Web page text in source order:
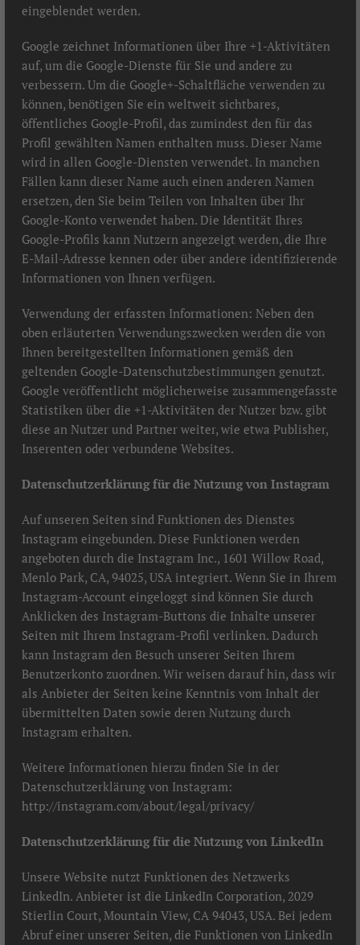
eingeblendet werden.
Google zeichnet Informationen über Ihre +1-Aktivitäten
auf, um die Google-Dienste für Sie und andere zu
verbessern. Um die Google+-Schaltfläche verwenden zu
können, benötigen Sie ein weltweit sichtbares,
öffentliches Google-Profil, das zumindest den für das
Profil gewählten Namen enthalten muss. Dieser Name
wird in allen Google-Diensten verwendet. In manchen
Fällen kann dieser Name auch einen anderen Namen
ersetzen, den Sie beim Teilen von Inhalten über Ihr
Google-Konto verwendet haben. Die Identität Ihres
Google-Profils kann Nutzern angezeigt werden, die Ihre
E-Mail-Adresse kennen oder über andere identifizierende
Informationen von Ihnen verfügen.
Verwendung der erfassten Informationen: Neben den
oben erläuterten Verwendungszwecken werden die von
Ihnen bereitgestellten Informationen gemäß den
geltenden Google-Datenschutzbestimmungen genutzt.
Google veröffentlicht möglicherweise zusammengefasste
Statistiken über die +1-Aktivitäten der Nutzer bzw. gibt
diese an Nutzer und Partner weiter, wie etwa Publisher,
Inserenten oder verbundene Websites.
Datenschutzerklärung für die Nutzung von Instagram
Auf unseren Seiten sind Funktionen des Dienstes
Instagram eingebunden. Diese Funktionen werden
angeboten durch die Instagram Inc., 1601 Willow Road,
Menlo Park, CA, 94025, USA integriert. Wenn Sie in Ihrem
Instagram-Account eingeloggt sind können Sie durch
Anklicken des Instagram-Buttons die Inhalte unserer
Seiten mit Ihrem Instagram-Profil verlinken. Dadurch
kann Instagram den Besuch unserer Seiten Ihrem
Benutzerkonto zuordnen. Wir weisen darauf hin, dass wir
als Anbieter der Seiten keine Kenntnis vom Inhalt der
übermittelten Daten sowie deren Nutzung durch
Instagram erhalten.
Weitere Informationen hierzu finden Sie in der
Datenschutzerklärung von Instagram:
http://instagram.com/about/legal/privacy/
Datenschutzerklärung für die Nutzung von LinkedIn
Unsere Website nutzt Funktionen des Netzwerks
LinkedIn. Anbieter ist die LinkedIn Corporation, 2029
Stierlin Court, Mountain View, CA 94043, USA. Bei jedem
Abruf einer unserer Seiten, die Funktionen von LinkedIn